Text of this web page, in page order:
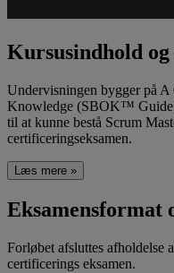
Kursusindhold
Undervisningen bygger på
Knowledge (SBOK™
til at kunne bestå Scrum
certificeringseksamen.
Læs mere »
Eksamensformat
Forløbet afsluttes
certificerings eksamen.